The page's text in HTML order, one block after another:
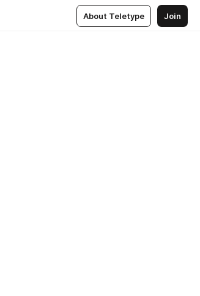
About Teletype Join